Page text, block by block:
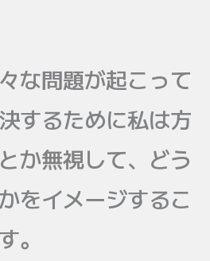
な問題が起こって
するために私は方
か無視して、どう
をイメージするこ
。